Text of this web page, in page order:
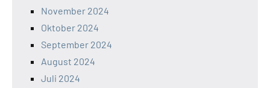
November 2024
Oktober 2024
September 2024
August 2024
Juli 2024